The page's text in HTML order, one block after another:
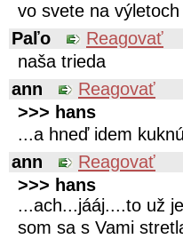
vo svete na výletoch
Paľo
Reagovať
naša trieda
ann
Reagovať
>>> hans
...a hneď idem
ann
Reagovať
>>> hans
...ach...jááj....to už
som sa s Vami